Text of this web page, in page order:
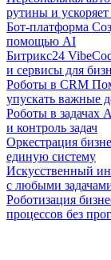
рутины и
Бот-платформа
помощью AI
Битрикс24
и сервисы для
Роботы в CRM
упускать важные
Роботы в задачах
и контроль задач
Оркестрация
единую систему
Искусственный
с любыми
Роботизация
процессов без